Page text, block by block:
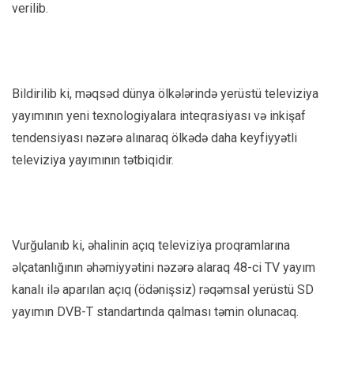
verilib.
Bildirilib ki, məqsəd dünya ölkələrində yerüstü televiziya
yayımının yeni texnologiyalara inteqrasiyası və inkişaf
tendensiyası nəzərə alınaraq ölkədə daha keyfiyyətli
televiziya yayımının tətbiqidir.
Vurğulanıb ki, əhalinin açıq televiziya proqramlarına
əlçatanlığının əhəmiyyətini nəzərə alaraq 48-ci TV yayım
kanalı ilə aparılan açıq (ödənişsiz) rəqəmsal yerüstü SD
yayımın DVB-T standartında qalması təmin olunacaq.